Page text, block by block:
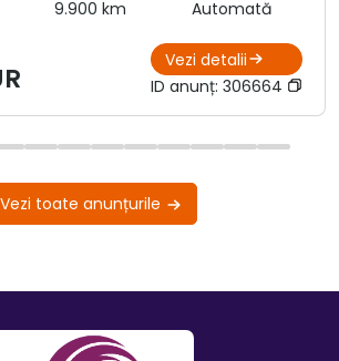
9.900 km Automată
Vezi detalii
ID anunț: 306664
Vezi toate anunțurile